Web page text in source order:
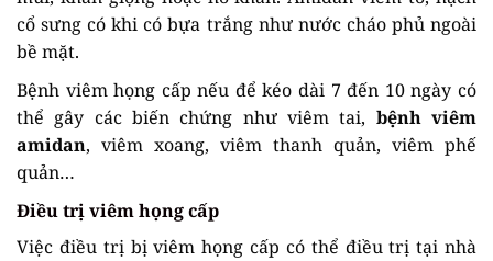
cổ sưng có khi có bựa trắng như nước cháo phủ ngoài
bề mặt.
Bệnh viêm họng cấp nếu để kéo dài 7 đến 10 ngày có
thể gây các biến chứng như viêm tai, bệnh viêm
amidan, viêm xoang, viêm thanh quản, viêm phế
quản…
Điều trị viêm họng cấp
Việc điều trị bị viêm họng cấp có thể điều trị tại nhà